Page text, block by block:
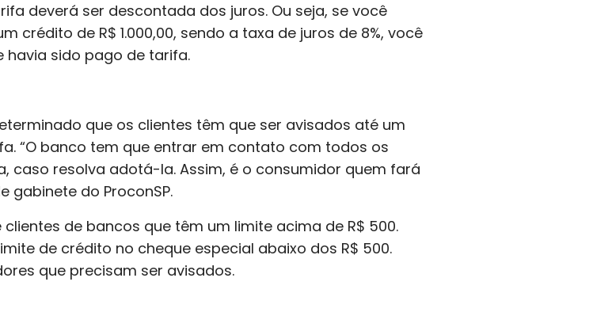
deverá ser descontada dos juros. Ou seja, se você
crédito de R$ 1.000,00, sendo a taxa de juros de 8%, você
havia sido pago de tarifa.
que os clientes têm que ser avisados até um
“O banco tem que entrar em contato com todos os
caso resolva adotá-la. Assim, é o consumidor quem fará
gabinete do ProconSP.
de bancos que têm um limite acima de R$ 500.
de crédito no cheque especial abaixo dos R$ 500.
que precisam ser avisados.